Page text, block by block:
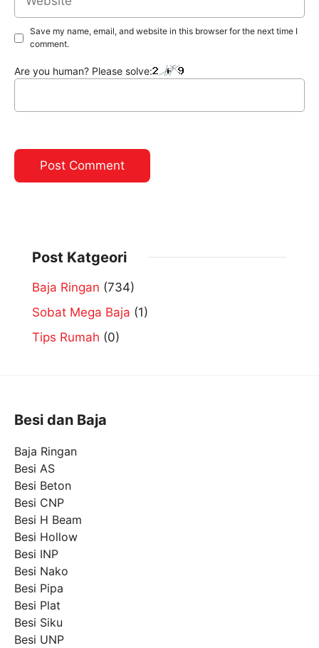
Save my name, email, and website in this browser for the next time I
comment.
Are you human? Please solve:
Post Katgeori
Baja Ringan (734)
Sobat Mega Baja (1)
Tips Rumah (0)
Besi dan Baja
Baja Ringan
Besi AS
Besi Beton
Besi CNP
Besi H Beam
Besi Hollow
Besi INP
Besi Nako
Besi Pipa
Besi Plat
Besi Siku
Besi UNP